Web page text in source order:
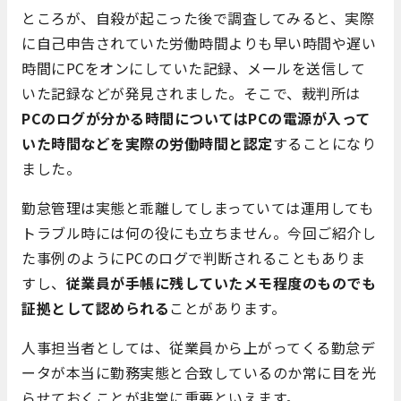
ところが、自殺が起こった後で調査してみると、実際
に自己申告されていた労働時間よりも早い時間や遅い
時間にPCをオンにしていた記録、メールを送信して
いた記録などが発見されました。そこで、裁判所は
PCのログが分かる時間についてはPCの電源が入って
いた時間などを実際の労働時間と認定することになり
ました。
勤怠管理は実態と乖離してしまっていては運用しても
トラブル時には何の役にも立ちません。今回ご紹介し
た事例のようにPCのログで判断されることもありま
すし、 従業員が手帳に残していたメモ程度のものでも
証拠として認められる ことがあります。
人事担当者としては、従業員から上がってくる勤怠デ
ータが本当に勤務実態と合致しているのか常に目を光